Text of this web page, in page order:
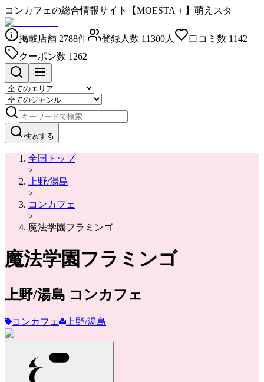
コンカフェの総合情報サイト【MOESTA＋】萌えスタ
掲載店舗 2788件 登録人数 11300人 口コミ数 1142
クーポン数 1262
検索する
全国トップ
>
上野/湯島
>
コンカフェ
>
魔法学園フラミンゴ
魔法学園フラミンゴ
上野/湯島 コンカフェ
コンカフェ 上野/湯島